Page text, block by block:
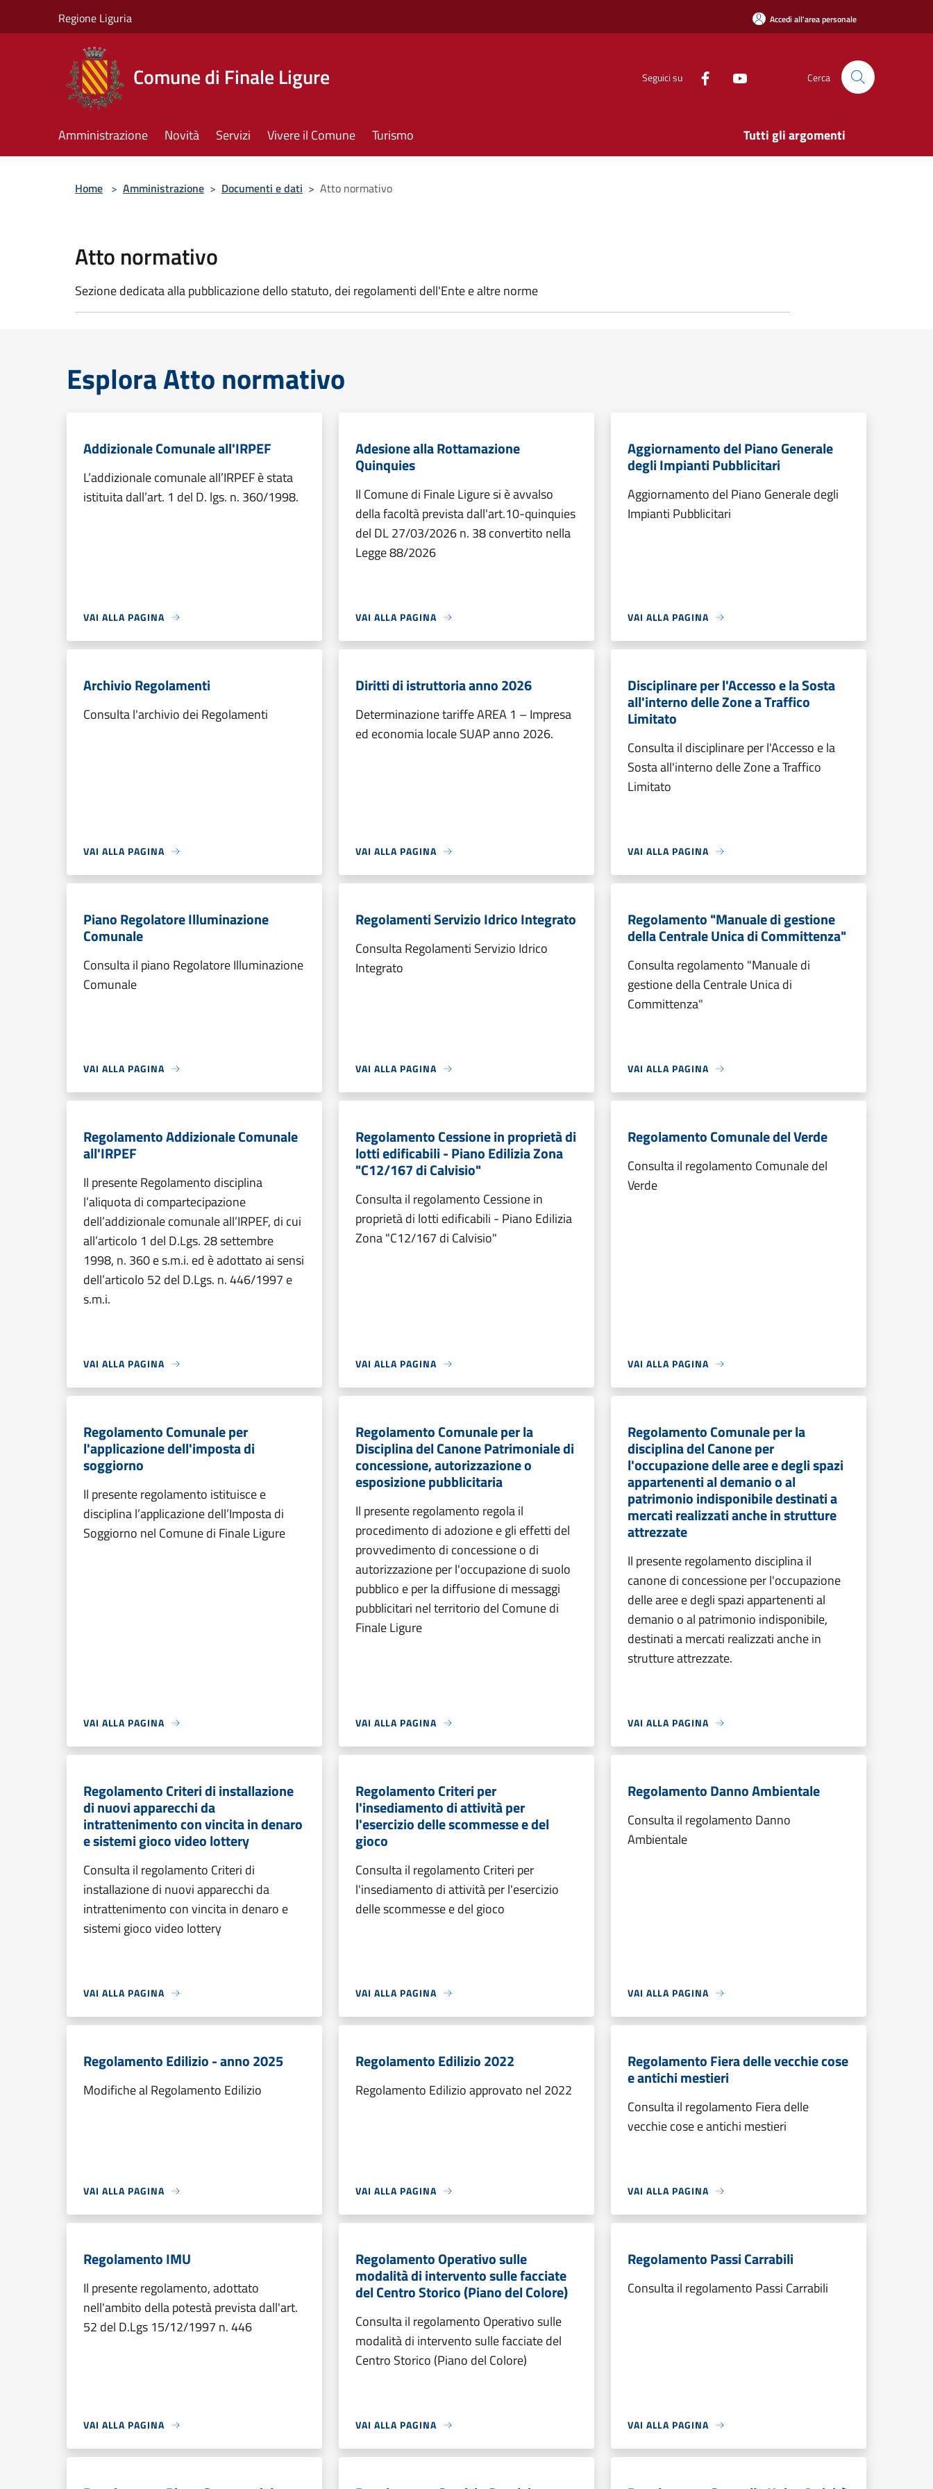
Regione Liguria Accedi all'area personale
Comune di Finale Ligure Seguici su Cerca
Amministrazione Novità Servizi Vivere il Comune Turismo Tutti gli argomenti
Home > Amministrazione > Documenti e dati > Atto normativo
Atto normativo
Sezione dedicata alla pubblicazione dello statuto, dei regolamenti dell'Ente e altre norme
Esplora Atto normativo
Addizionale Comunale all'IRPEF
L’addizionale comunale all’IRPEF è stata
istituita dall’art. 1 del D. lgs. n. 360/1998.
VAI ALLA PAGINA
Adesione alla Rottamazione
Quinquies
Il Comune di Finale Ligure si è avvalso
della facoltà prevista dall'art.10-quinquies
del DL 27/03/2026 n. 38 convertito nella
Legge 88/2026
VAI ALLA PAGINA
Aggiornamento del Piano Generale
degli Impianti Pubblicitari
Aggiornamento del Piano Generale degli
Impianti Pubblicitari
VAI ALLA PAGINA
Archivio Regolamenti
Consulta l'archivio dei Regolamenti
VAI ALLA PAGINA
Diritti di istruttoria anno 2026
Determinazione tariffe AREA 1 – Impresa
ed economia locale SUAP anno 2026.
VAI ALLA PAGINA
Disciplinare per l'Accesso e la Sosta
all'interno delle Zone a Traffico
Limitato
Consulta il disciplinare per l'Accesso e la
Sosta all'interno delle Zone a Traffico
Limitato
VAI ALLA PAGINA
Piano Regolatore Illuminazione
Comunale
Consulta il piano Regolatore Illuminazione
Comunale
VAI ALLA PAGINA
Regolamenti Servizio Idrico Integrato
Consulta Regolamenti Servizio Idrico
Integrato
VAI ALLA PAGINA
Regolamento "Manuale di gestione
della Centrale Unica di Committenza"
Consulta regolamento "Manuale di
gestione della Centrale Unica di
Committenza"
VAI ALLA PAGINA
Regolamento Addizionale Comunale
all'IRPEF
Il presente Regolamento disciplina
l’aliquota di compartecipazione
dell’addizionale comunale all’IRPEF, di cui
all’articolo 1 del D.Lgs. 28 settembre
1998, n. 360 e s.m.i. ed è adottato ai sensi
dell’articolo 52 del D.Lgs. n. 446/1997 e
s.m.i.
VAI ALLA PAGINA
Regolamento Cessione in proprietà di
lotti edificabili - Piano Edilizia Zona
"C12/167 di Calvisio"
Consulta il regolamento Cessione in
proprietà di lotti edificabili - Piano Edilizia
Zona "C12/167 di Calvisio"
VAI ALLA PAGINA
Regolamento Comunale del Verde
Consulta il regolamento Comunale del
Verde
VAI ALLA PAGINA
Regolamento Comunale per
l'applicazione dell'imposta di
soggiorno
Il presente regolamento istituisce e
disciplina l’applicazione dell’Imposta di
Soggiorno nel Comune di Finale Ligure
VAI ALLA PAGINA
Regolamento Comunale per la
Disciplina del Canone Patrimoniale di
concessione, autorizzazione o
esposizione pubblicitaria
Il presente regolamento regola il
procedimento di adozione e gli effetti del
provvedimento di concessione o di
autorizzazione per l'occupazione di suolo
pubblico e per la diffusione di messaggi
pubblicitari nel territorio del Comune di
Finale Ligure
VAI ALLA PAGINA
Regolamento Comunale per la
disciplina del Canone per
l'occupazione delle aree e degli spazi
appartenenti al demanio o al
patrimonio indisponibile destinati a
mercati realizzati anche in strutture
attrezzate
Il presente regolamento disciplina il
canone di concessione per l'occupazione
delle aree e degli spazi appartenenti al
demanio o al patrimonio indisponibile,
destinati a mercati realizzati anche in
strutture attrezzate.
VAI ALLA PAGINA
Regolamento Criteri di installazione
di nuovi apparecchi da
intrattenimento con vincita in denaro
e sistemi gioco video lottery
Consulta il regolamento Criteri di
installazione di nuovi apparecchi da
intrattenimento con vincita in denaro e
sistemi gioco video lottery
VAI ALLA PAGINA
Regolamento Criteri per
l'insediamento di attività per
l'esercizio delle scommesse e del
gioco
Consulta il regolamento Criteri per
l'insediamento di attività per l'esercizio
delle scommesse e del gioco
VAI ALLA PAGINA
Regolamento Danno Ambientale
Consulta il regolamento Danno
Ambientale
VAI ALLA PAGINA
Regolamento Edilizio - anno 2025
Modifiche al Regolamento Edilizio
VAI ALLA PAGINA
Regolamento Edilizio 2022
Regolamento Edilizio approvato nel 2022
VAI ALLA PAGINA
Regolamento Fiera delle vecchie cose
e antichi mestieri
Consulta il regolamento Fiera delle
vecchie cose e antichi mestieri
VAI ALLA PAGINA
Regolamento IMU
Il presente regolamento, adottato
nell'ambito della potestà prevista dall'art.
52 del D.Lgs 15/12/1997 n. 446
VAI ALLA PAGINA
Regolamento Operativo sulle
modalità di intervento sulle facciate
del Centro Storico (Piano del Colore)
Consulta il regolamento Operativo sulle
modalità di intervento sulle facciate del
Centro Storico (Piano del Colore)
VAI ALLA PAGINA
Regolamento Passi Carrabili
Consulta il regolamento Passi Carrabili
VAI ALLA PAGINA